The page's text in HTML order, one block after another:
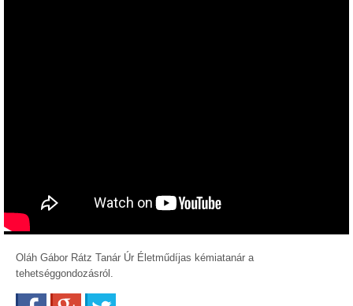
Oláh Gábor Rátz Tanár Úr Életműdíjas kémiatanár a
tehetséggondozásról.
FacebookGoogle+